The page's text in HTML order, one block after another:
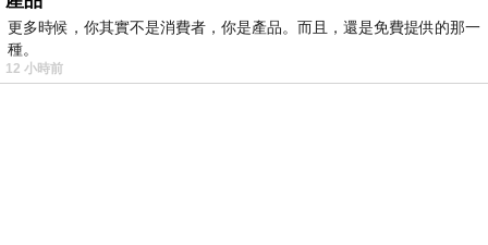
更多時候，你其實不是消費者，你是產品。而且，還是免費提供的那一
種。
12 小時前